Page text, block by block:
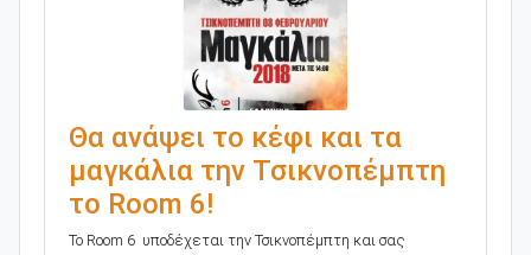
Θα ανάψει το κέφι και τα
μαγκάλια την Τσικνοπέμπτη
το Room 6!
To Room 6 υποδέχεται την Τσικνοπέμπτη και σας